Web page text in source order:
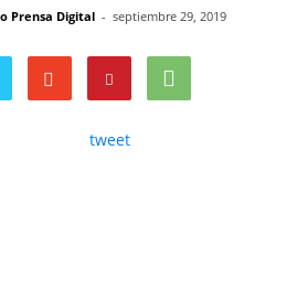
Prensa Digital - septiembre 29, 2019
tweet